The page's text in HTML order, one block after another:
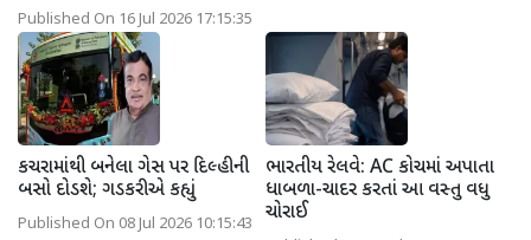
Published On 16 Jul 2026 17:15:35
કચરામાંથી બનેલા ગેસ પર દિલ્હીની
બસો દોડશે; ગડકરીએ કહ્યું
Published On 08 Jul 2026 10:15:43
ભારતીય રેલવે: AC કોચમાં અપાતા
ધાબળા-ચાદર કરતાં આ વસ્તુ વધુ
ચોરાઈ